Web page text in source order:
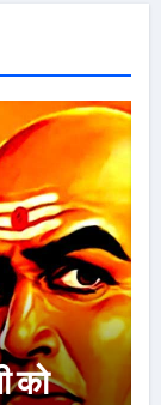
से
: पूनम